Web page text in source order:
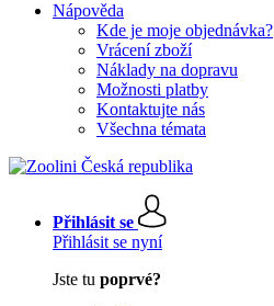
Nápověda
Kde je moje objednávka?
Vrácení zboží
Náklady na dopravu
Možnosti platby
Kontaktujte nás
Všechna témata
Přihlásit se
Přihlásit se nyní
Jste tu poprvé?